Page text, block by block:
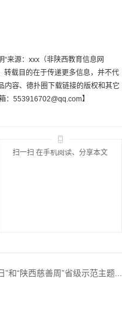
来源：xxx（非陕西教育信息网
转载目的在于传递更多信息，并不代
内容、德扑圈下载链接的版权和其它
： 553916702@qq.com】
扫一扫 在手机阅读、分享本文
”和“陕西慈善周”省级示范主题...